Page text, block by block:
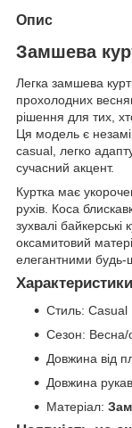
Опис
Замшева
Легка замшева
прохолодних
рішення для тих,
Ця модель є
casual, легко
сучасний акцент.
Куртка має
рухів. Коса
зухвалі
оксамитовий
елегантними будь-
Характеристики
Стиль: Casual
Сезон: Весна/
Довжина від
Довжина
Матеріал: